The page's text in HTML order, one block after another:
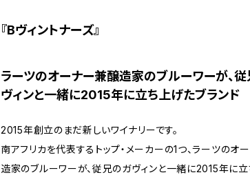
『Bヴィントナーズ』
ラーツのオーナー兼醸造家のブルーワーが、
ヴィンと一緒に2015年に立ち上げたブランド
2015年創立のまだ新しいワイナリーです。
南アフリカを代表するトップ・メーカーの1つ、ラーツのオ
造家のブルーワーが、従兄のガヴィンと一緒に2015年に